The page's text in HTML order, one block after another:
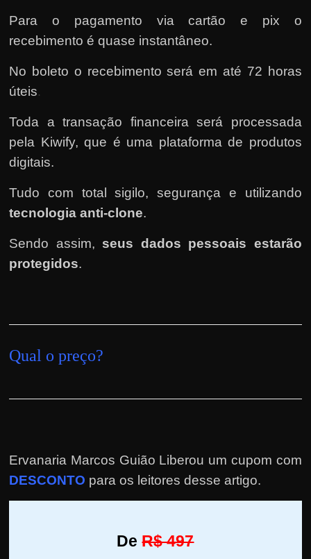
Para o pagamento via cartão e pix o
recebimento é quase instantâneo.
No boleto o recebimento será em até 72 horas
úteis.
Toda a transação financeira será processada
pela Kiwify, que é uma plataforma de produtos
digitais.
Tudo com total sigilo, segurança e utilizando
tecnologia anti-clone.
Sendo assim, seus dados pessoais estarão
protegidos.
Qual o preço?
Ervanaria Marcos Guião Liberou um cupom com
DESCONTO para os leitores desse artigo.
De R$ 497